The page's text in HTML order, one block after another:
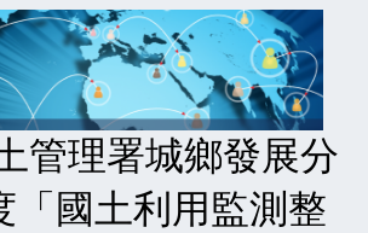
管理署城鄉發展分
「國土利用監測整